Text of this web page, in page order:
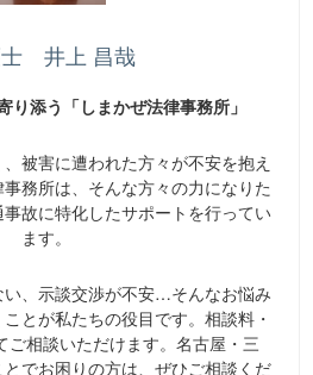
井上 昌哉
り添う「しまかぜ法律事務所」
被害に遭われた方々が不安を抱え
務所は、そんな方々の力になりた
故に特化したサポートを行ってい
ます。
、示談交渉が不安…そんなお悩み
とが私たちの役目です。相談料・
ご相談いただけます。名古屋・三
でお困りの方は、ぜひご相談くだ